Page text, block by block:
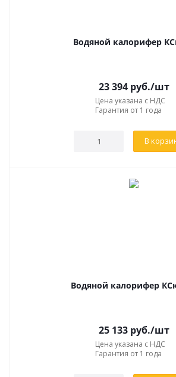
Водяной калорифер
23 394руб./шт
Цена указана с НДС
Гарантия от 1 года
В
Водяной калорифер
25 133руб./шт
Цена указана с НДС
Гарантия от 1 года